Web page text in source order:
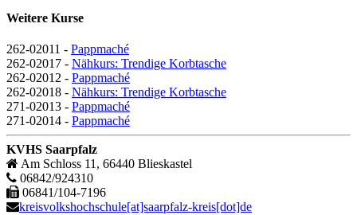
Weitere Kurse
262-02011 - Pappmaché
262-02017 - Nähkurs: Trendige Korbtasche
262-02012 - Pappmaché
262-02018 - Nähkurs: Trendige Korbtasche
271-02013 - Pappmaché
271-02014 - Pappmaché
KVHS Saarpfalz
Am Schloss 11, 66440 Blieskastel
06842/924310
06841/104-7196
kreisvolkshochschule[at]saarpfalz-kreis[dot]de